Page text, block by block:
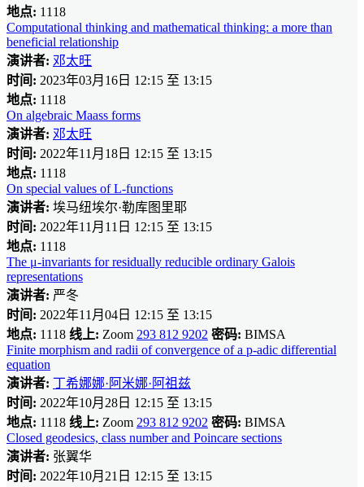
地点: 1118
Computational thinking and mathematical thinking: a more than
beneficial relationship
演讲者: 邓太旺
时间: 2023年03月16日 12:15 至 13:15
地点: 1118
On algebraic Maass forms
演讲者: 邓太旺
时间: 2022年11月18日 12:15 至 13:15
地点: 1118
On special values of L-functions
演讲者: 埃马纽埃尔·勒库图里耶
时间: 2022年11月11日 12:15 至 13:15
地点: 1118
The μ-invariants for residually reducible ordinary Galois
representations
演讲者: 严冬
时间: 2022年11月04日 12:15 至 13:15
地点: 1118 线上: Zoom 293 812 9202 密码: BIMSA
Finite morphism and radii of convergence of a p-adic differential
equation
演讲者: 丁希娜娜·阿米娜·阿祖兹
时间: 2022年10月28日 12:15 至 13:15
地点: 1118 线上: Zoom 293 812 9202 密码: BIMSA
Closed geodesics, class number and Poincare sections
演讲者: 张翼华
时间: 2022年10月21日 12:15 至 13:15